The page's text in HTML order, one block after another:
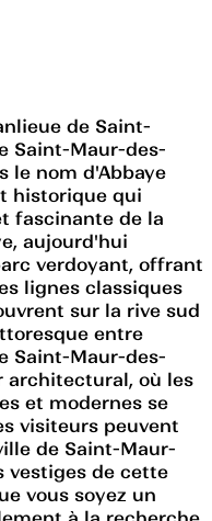
de Saint-
Saint-Maur-des-
le nom d'Abbaye
historique qui
fascinante de la
aujourd'hui
verdoyant, offrant
lignes classiques
sur la rive sud
entre
Saint-Maur-des-
architectural, où les
et modernes se
visiteurs peuvent
de Saint-Maur-
vestiges de cette
vous soyez un